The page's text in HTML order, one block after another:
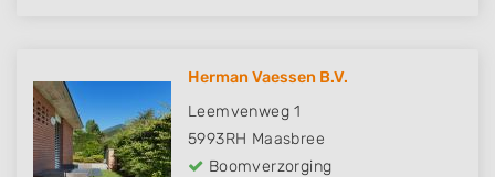
Herman Vaessen B.V.
Leemvenweg 1
5993RH Maasbree
Boomverzorging